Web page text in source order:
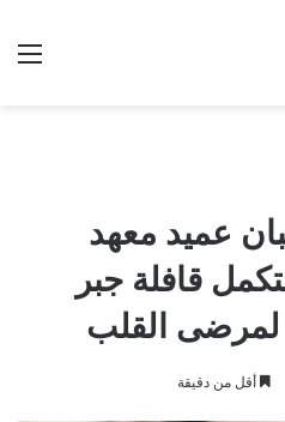
عميد معهد
قافلة جبر
لمرضى القلب
أقل من دقيقة